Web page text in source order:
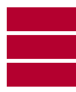
BUSCAR
2026 BARNES,